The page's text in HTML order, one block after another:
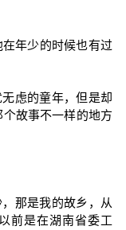
年少的时候也有过
虑的童年，但是却
故事不一样的地方
那是我的故乡，从
前是在湖南省委工